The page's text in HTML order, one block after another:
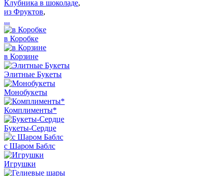
Клубника в шоколаде,
из Фруктов,
...
в Коробке
в Корзине
Элитные Букеты
Монобукеты
Комплименты*
Букеты-Сердце
с Шаром Баблс
Игрушки